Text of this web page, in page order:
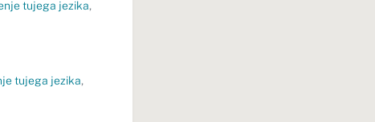
tujega jezika,
tujega jezika,